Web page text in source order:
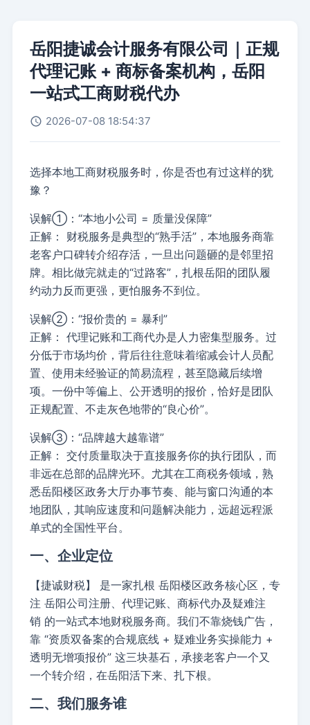
岳阳捷诚会计服务有限公司｜正规
代理记账 + 商标备案机构，岳阳
一站式工商财税代办
2026-07-08 18:54:37
选择本地工商财税服务时，你是否也有过这样的犹
豫？
误解①：“本地小公司 = 质量没保障”
正解：
财税服务是典型的“熟手活”，本地服务商靠
老客户口碑转介绍存活，一旦出问题砸的是邻里招
牌。相比做完就走的“过路客”，扎根岳阳的团队履
约动力反而更强，更怕服务不到位。
误解②：“报价贵的 = 暴利”
正解： 代理记账和工商代办是人力密集型服务。过
分低于市场均价，背后往往意味着缩减会计人员配
置、使用未经验证的简易流程，甚至隐藏后续增
项。一份中等偏上、公开透明的报价，恰好是团队
正规配置、不走灰色地带的“良心价”。
误解③：“品牌越大越靠谱”
正解： 交付质量取决于直接服务你的执行团队，而
非远在总部的品牌光环。尤其在工商税务领域，熟
悉岳阳楼区政务大厅办事节奏、能与窗口沟通的本
地团队，其响应速度和问题解决能力，远超远程派
单式的全国性平台。
一、企业定位
【捷诚财税】 是一家扎根 岳阳楼区政务核心区 ，专
注 岳阳公司注册、代理记账、商标代办及疑难注
销 的一站式本地财税服务商。我们不靠烧钱广告，
靠 “资质双备案的合规底线 + 疑难业务实操能力 +
透明无增项报价”这三块基石，承接老客户一个又
一个转介绍，在岳阳活下来、扎下根。
二、我们服务谁